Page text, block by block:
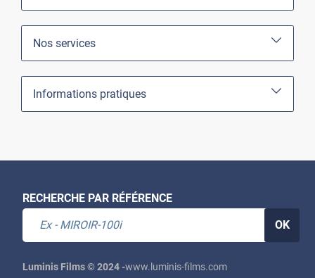
Nos services
Informations pratiques
RECHERCHE PAR RÉFÉRENCE
OK
Luminis Films © 2024 -www.luminis-films.com